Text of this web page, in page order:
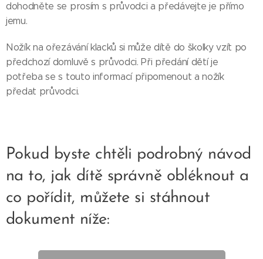
dohodněte se prosím s průvodci a předávejte je přímo
jemu.
Nožík na ořezávání klacků si může dítě do školky vzít po
předchozí domluvě s průvodci. Při předání dětí je
potřeba se s touto informací připomenout a nožík
předat průvodci.
Pokud byste chtěli podrobný návod
na to, jak dítě správně obléknout a
co pořídit, můžete si stáhnout
dokument níže: